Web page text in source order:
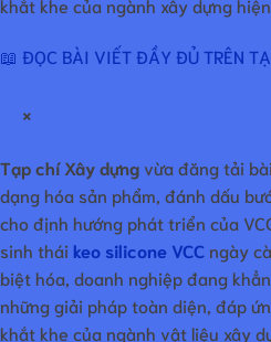
khắt khe của ngành xây dựng
📖 ĐỌC BÀI VIẾT ĐẦY ĐỦ TRÊN
×
Tạp chí Xây dựngvừa đăng tải
dạng hóa sản phẩm, đánh dấu
cho định hướng phát triển của
sinh thái keo silicone VCC ngày
biệt hóa, doanh nghiệp đang
những giải pháp toàn diện, đáp
khắt khe của ngành vật liệu xây